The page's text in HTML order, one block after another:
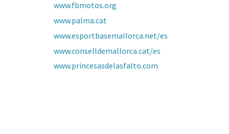
www.fbmotos.org
www.palma.cat
www.esportbasemallorca.net/es
www.conselldemallorca.cat/es
www.princesasdelasfalto.com